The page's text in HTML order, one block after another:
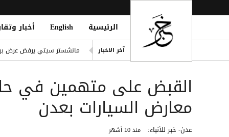
الرئيسية English أخبار
آخر الاخبار
مانشستر سيتي يرفض عرض
وفاة امرأتين وغرق أحياء
دفاع شبوة تُعلن الرد على
Oil Tanker Attack Attempt
القبض على متهمين في
معارض السيارات بعدن
عدن- خبر للأنباء: منذ 10 أشهر